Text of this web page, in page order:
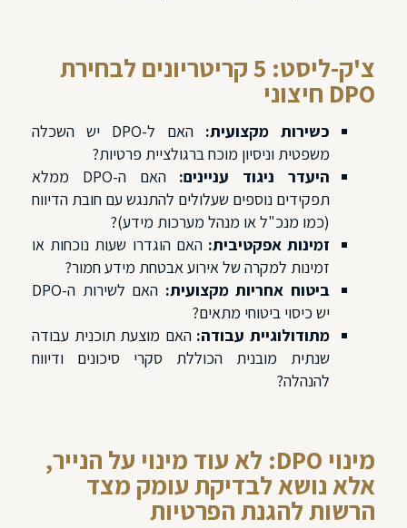
צ'ק-ליסט: 5 קריטריונים לבחירת
DPO חיצוני
כשירות מקצועית:
האם ל-DPO יש השכלה
משפטית וניסיון מוכח ברגולציית פרטיות?
היעדר ניגוד עניינים:
האם ה-DPO ממלא
תפקידים נוספים שעלולים להתנגש עם חובת הדיווח
(כמו מנכ"ל או מנהל מערכות מידע)?
זמינות אפקטיבית: האם הוגדרו שעות נוכחות או
זמינות למקרה של אירוע אבטחת מידע חמור?
ביטוח אחריות מקצועית:
האם לשירות ה-DPO
יש כיסוי ביטוחי מתאים?
מתודולוגיית עבודה: האם מוצעת תוכנית עבודה
שנתית מובנית הכוללת סקרי סיכונים ודיווח
להנהלה?
מינוי DPO: לא עוד מינוי על הנייר,
אלא נושא לבדיקת עומק מצד
הרשות להגנת הפרטיות